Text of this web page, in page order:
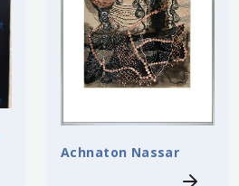
Achnaton Nassar